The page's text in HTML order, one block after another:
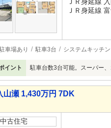
ＪＲ身延線
車場あり 駐車3台 システムキッチン
イント 駐車台数3台可能。スーパー
山瀬 1,430万円 7DK
中古住宅